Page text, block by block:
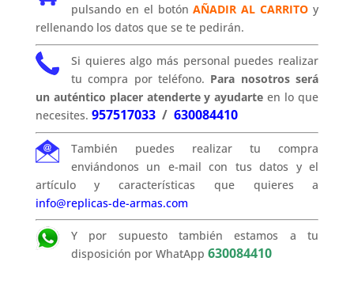
pulsando en el botónAÑADIR AL CARRITO y
rellenando los datos que se te pedirán.
Si quieres algo más personal puedes realizar
tu compra por teléfono. Para nosotros será
un auténtico placer atenderte y ayudarte en lo que
necesites. 957517033/ 630084410
También puedes realizar tu compra
enviándonos un e-mail con tus datos y el
artículo y características que quieres a
info@replicas-de-armas.com
Y por supuesto también estamos a tu
disposición por WhatApp 630084410